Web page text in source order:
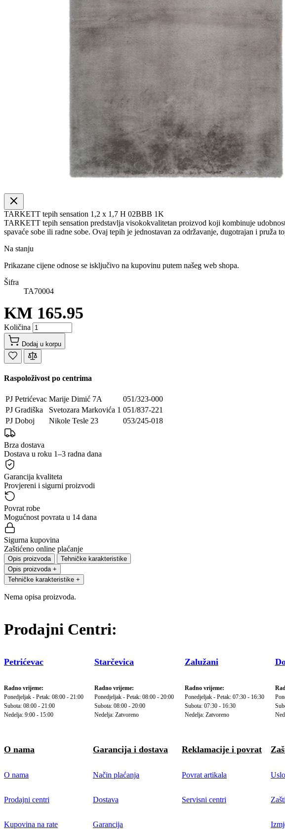
TARKETT tepih sensation 1,2 x 1,7 H 02BBB 1K
TARKETT tepih sensation predstavlja visokokvalitetan proizvod koji kombinuje
spavaće sobe ili radne sobe. Ovaj tepih je jednostavan za održavanje, dugotrajan i
Na stanju
Prikazane cijene odnose se isključivo na kupovinu putem našeg web shopa.
Šifra
TA70004
KM 165.95
Količina
Dodaj u korpu
Raspoloživost po centrima
PJ Petrićevac Marije Dimić 7A
051/323-000
PJ Gradiška
Svetozara Markovića 1 051/837-221
PJ Doboj
Nikole Tesle 23 053/245-018
Brza dostava
Dostava u roku 1–3 radna dana
Garancija kvaliteta
Provjereni i sigurni proizvodi
Povrat robe
Mogućnost povrata u 14 dana
Sigurna kupovina
Zaštićeno online plaćanje
Opis proizvoda
Tehničke karakteristike
Opis proizvoda +
Tehničke karakteristike +
Nema opisa proizvoda.
Prodajni Centri:
Petrićevac
Radno vrijeme:
Ponedjeljak - Petak: 08:00 - 21:00
Subota: 08:00 - 21:00
Nedelja: 9:00 - 15:00
Starčevica
Radno vrijeme:
Ponedjeljak - Petak: 08:00 - 20:00
Subota: 08:00 - 20:00
Nedelja: Zatvoreno
Zalužani
Radno vrijeme:
Ponedjeljak - Petak: 07:30 - 16:30
Subota: 07:30 - 16:30
Nedelja: Zatvoreno
O nama
O nama
Prodajni centri
Kupovina na rate
Garancija i dostava
Način plaćanja
Dostava
Garancija
Reklamacije i povrat
Povrat artikala
Servisni centri